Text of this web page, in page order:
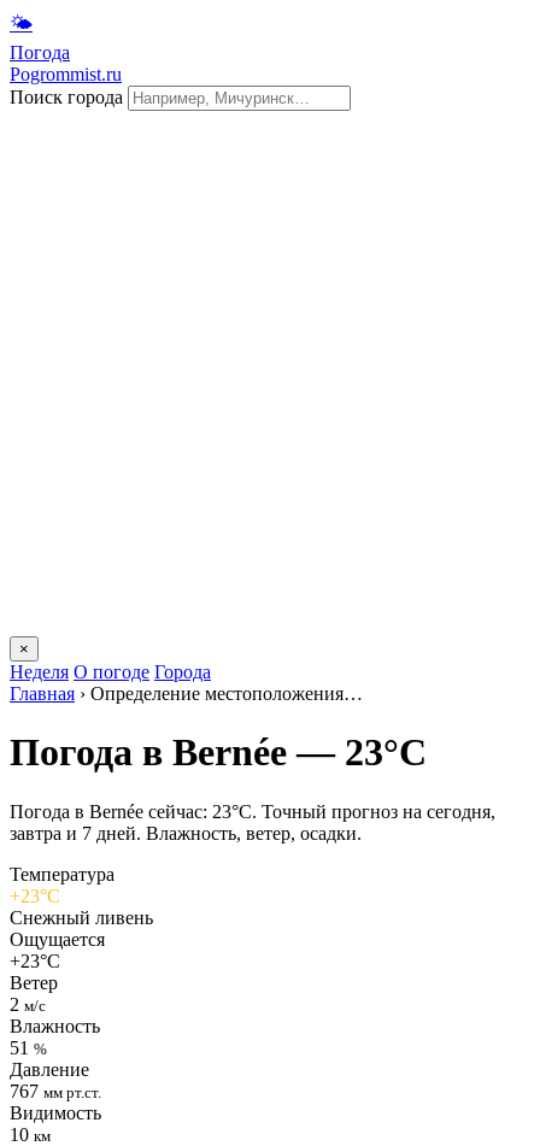
🌤
Погода
Pogrommist.ru
Поиск города
×
Неделя О погоде Города
Главная › Определение местоположения…
Погода в Bernéе — 23°C
Погода в Bernéе сейчас: 23°C. Точный прогноз на сегодня,
завтра и 7 дней. Влажность, ветер, осадки.
Температура
+23°C
Снежный ливень
Ощущается
+23°C
Ветер
2 м/с
Влажность
51 %
Давление
767 мм рт.ст.
Видимость
10 км